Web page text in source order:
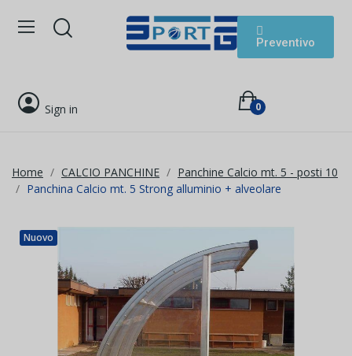
Preventivo
Sign in 0
Home CALCIO PANCHINE
Panchine Calcio mt. 5 - posti 10
Panchina Calcio mt. 5 Strong alluminio + alveolare
Nuovo